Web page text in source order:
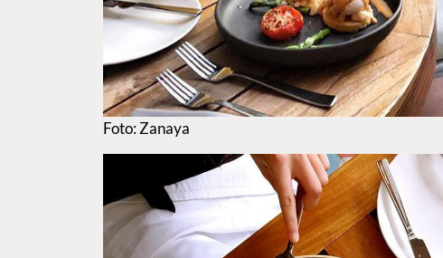
Foto: Zanaya